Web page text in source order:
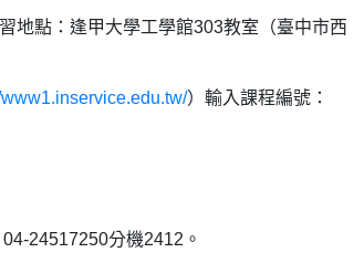
地點：逢甲大學工學館303教室（臺中市西
www1.inservice.edu.tw/）輸入課程編號：
24517250分機2412。